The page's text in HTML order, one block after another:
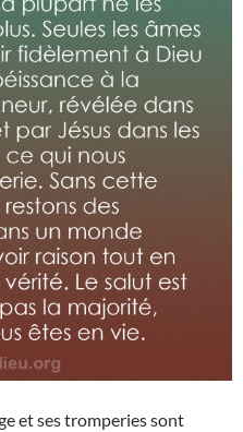
et ses tromperies sont